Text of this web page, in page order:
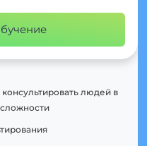
людей в
сложности